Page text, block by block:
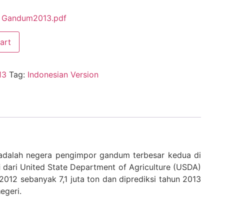
Gandum2013.pdf
Tag: Indonesian Version
negera pengimpor gandum terbesar kedua di
United State Department of Agriculture (USDA)
sebanyak 7,1 juta ton dan diprediksi tahun 2013